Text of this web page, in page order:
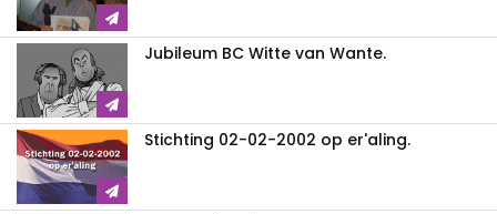
Jubileum BC Witte van Wante.
Stichting 02-02-2002 op er'aling.